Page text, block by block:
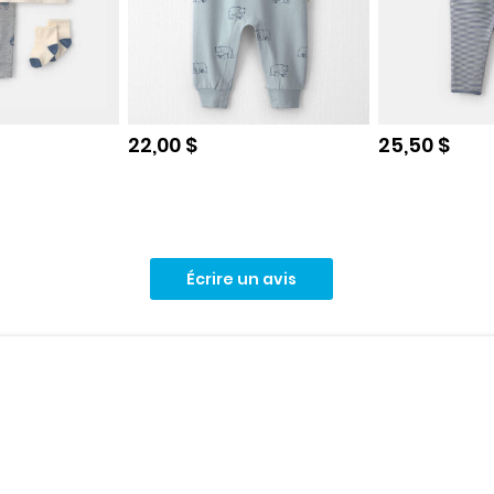
Prix de solde
22,00 $ Prix de solde
25,50 $
Écrire un avis